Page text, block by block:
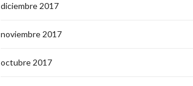
diciembre 2017
noviembre 2017
octubre 2017